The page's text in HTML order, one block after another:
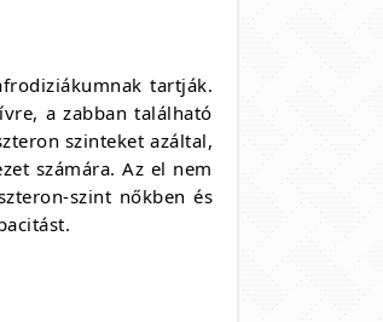
tartják.
a zabban található
szinteket azáltal,
számára. Az el nem
szint nőkben és